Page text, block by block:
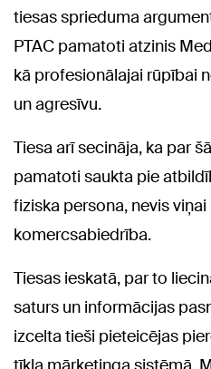
tiesas sprieduma
PTAC pamatoti atzinis
kā profesionālajai rūpībai
un agresīvu.
Tiesa arī secināja, ka par
pamatoti saukta pie
fiziska persona, nevis
komercsabiedrība.
Tiesas ieskatā, par to
saturs un informācijas
izcelta tieši pieteicējas